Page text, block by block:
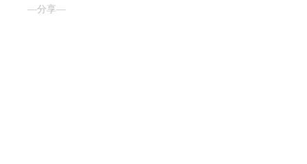
—分享—